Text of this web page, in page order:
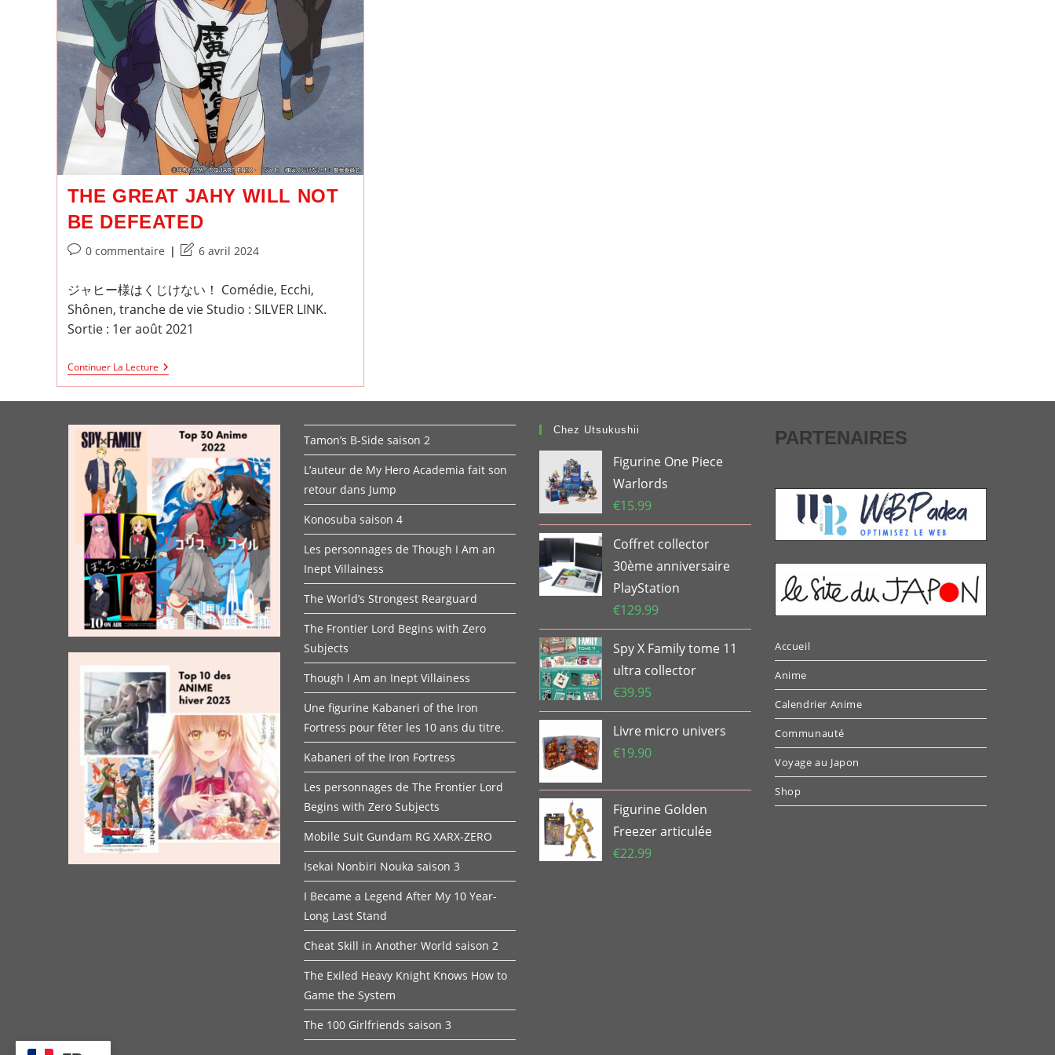
THE GREAT JAHY WILL NOT
BE DEFEATED
Commentaires
la
publication :
0 commentaire
Dernière
de
la
publication :
6 avril 2024
ジャヒー様はくじけない！ Comédie, Ecchi,
Shônen, tranche de vie Studio : SILVER LINK.
Sortie : 1er août 2021
Continuer La LectureThe
Great
Jahy
Will
Be
Defeated
Tamon’s B-Side saison 2
L’auteur de My Hero Academia fait son
retour dans Jump
Konosuba saison 4
Les personnages de Though I Am an
Inept Villainess
The World’s Strongest Rearguard
The Frontier Lord Begins with Zero
Subjects
Though I Am an Inept Villainess
Une figurine Kabaneri of the Iron
Fortress pour fêter les 10 ans du titre.
Kabaneri of the Iron Fortress
Les personnages de The Frontier Lord
Begins with Zero Subjects
Mobile Suit Gundam RG XARX-ZERO
Isekai Nonbiri Nouka saison 3
I Became a Legend After My 10 Year-
Long Last Stand
Cheat Skill in Another World saison 2
The Exiled Heavy Knight Knows How to
Game the System
The 100 Girlfriends saison 3
Chez Utsukushii
Figurine One Piece
Warlords
€15.99
Coffret collector
30ème anniversaire
PlayStation
€129.99
Spy X Family tome 11
ultra collector
€39.95
Livre micro univers
€19.90
Figurine Golden
Freezer articulée
€22.99
PARTENAIRES
Accueil
Anime
Calendrier Anime
Communauté
Voyage au Japon
Shop